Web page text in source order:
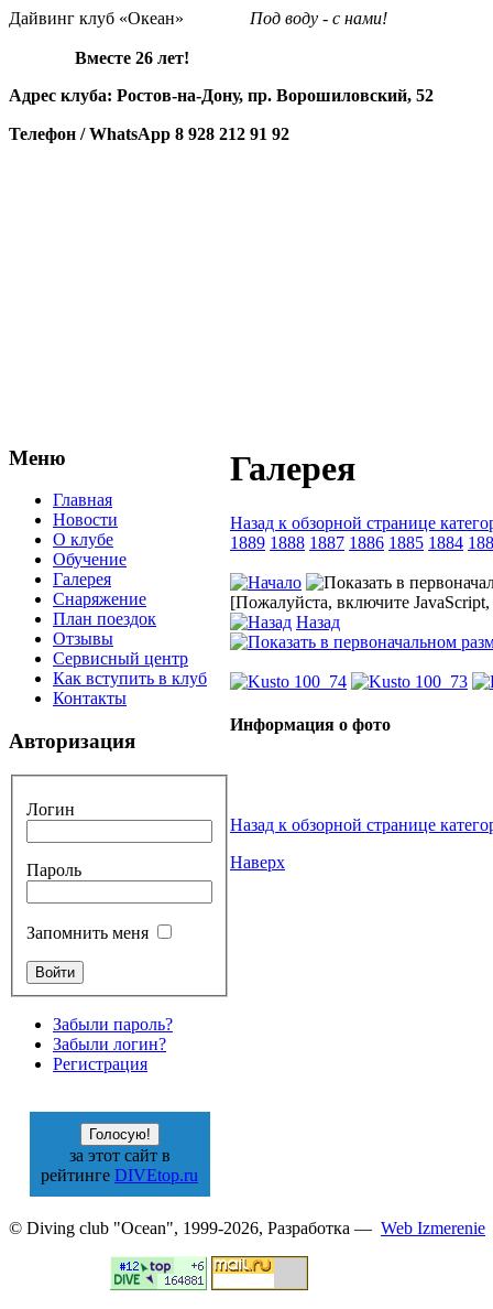
Дайвинг клуб «Океан» Под воду - с нами!
Вместе 26 лет!
Адрес клуба: Ростов-на-Дону, пр. Ворошиловский, 52
Телефон / WhatsApp 8 928 212 91 92
Меню
Главная
Новости
О клубе
Обучение
Галерея
Снаряжение
План поездок
Отзывы
Сервисный центр
Как вступить в клуб
Контакты
Авторизация
Логин
Пароль
Запомнить меня
Забыли пароль?
Забыли логин?
Регистрация
за этот сайт в
рейтинге DIVEtop.ru
Галерея
Назад к обзорной странице
1889 1888 1887 1886 1885 1884
[Пожалуйста, включите
Назад
Информация о фото
Назад к обзорной странице
Наверх
© Diving club "Ocean", 1999-2026, Разработка — Web Izmerenie